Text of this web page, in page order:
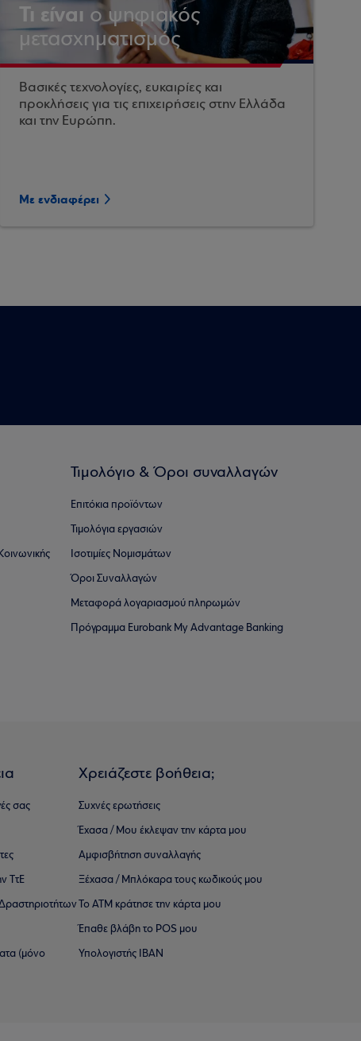
Τι είναι ο ψηφιακός
μετασχηματισμός
Βασικές τεχνολογίες, ευκαιρίες και
προκλήσεις για τις επιχειρήσεις στην Ελλάδα
και την Ευρώπη.
Με ενδιαφέρει
Τιμολόγιο & Όροι συναλλαγών
Επιτόκια προϊόντων
Τιμολόγια εργασιών
Ισοτιμίες Νομισμάτων
Όροι Συναλλαγών
Μεταφορά λογαριασμού πληρωμών
Πρόγραμμα Eurobank My Advantage Banking
σας
ΤτΕ
(μόνο
Χρειάζεστε βοήθεια;
Συχνές ερωτήσεις
Έχασα / Μου έκλεψαν την κάρτα μου
Αμφισβήτηση συναλλαγής
Ξέχασα / Μπλόκαρα τους κωδικούς μου
Το ΑΤΜ κράτησε την κάρτα μου
Έπαθε βλάβη το POS μου
Υπολογιστής IBAN